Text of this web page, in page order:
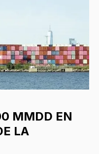
MMDD EN
LA